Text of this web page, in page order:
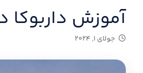
آموزش داربوکا
جولای ۱, ۲۰۲۴